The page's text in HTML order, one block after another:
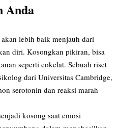
Anda
lebih baik menjauh dari
diri. Kosongkan pikiran, bisa
seperti cokelat. Sebuah riset
dari Universitas Cambridge,
serotonin dan reaksi marah
kosong saat emosi